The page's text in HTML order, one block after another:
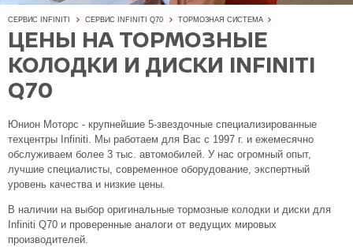
СЕРВИС INFINITI СЕРВИС INFINITI Q70 ТОРМОЗНАЯ СИСТЕМА
ЦЕНЫ НА ТОРМОЗНЫЕ
КОЛОДКИ И ДИСКИ INFINITI
Q70
Юнион Моторс - крупнейшие 5-звездочные специализированные
техцентры Infiniti. Мы работаем для Вас с 1997 г. и ежемесячно
обслуживаем более 3 тыс. автомобилей. У нас огромный опыт,
лучшие специалисты, современное оборудование, экспертный
уровень качества и низкие цены.
В наличии на выбор оригинальные тормозные колодки и диски для
Infiniti Q70 и проверенные аналоги от ведущих мировых
производителей.